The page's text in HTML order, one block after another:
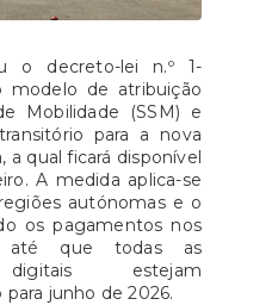
o decreto-lei n.º 1-
modelo de atribuição
Mobilidade (SSM) e
para a nova
qual ficará disponível
A medida aplica-se
autónomas e o
os pagamentos nos
até que todas as
digitais estejam
junho de 2026.